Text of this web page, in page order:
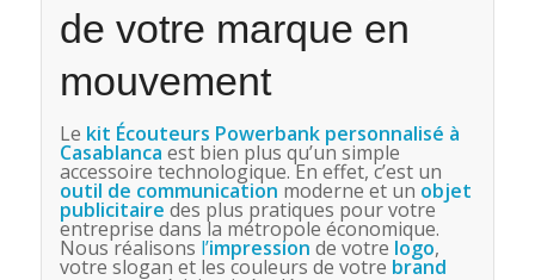
de votre marque en
mouvement
Le kit Écouteurs Powerbank personnalisé à
Casablanca est bien plus qu’un simple
accessoire technologique. En effet, c’est un
outil de communication moderne et un objet
publicitaire des plus pratiques pour votre
entreprise dans la métropole économique.
Nous réalisons l’impression de votre logo,
votre slogan et les couleurs de votre brand